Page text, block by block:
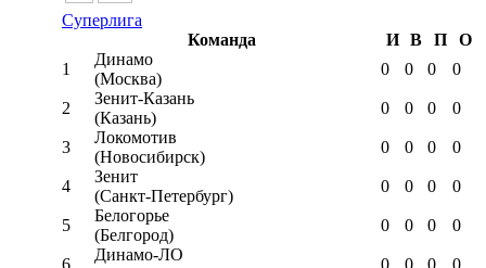
Суперлига
Команда
И В П
О
1
Динамо
(Москва)
0 0 0 0
2
Зенит-Казань
(Казань)
0 0 0 0
3
Локомотив
(Новосибирск)
0 0 0 0
4
Зенит
(Санкт-Петербург)
0 0 0 0
5
Белогорье
(Белгород)
0 0 0 0
6
Динамо-ЛО
0 0 0 0